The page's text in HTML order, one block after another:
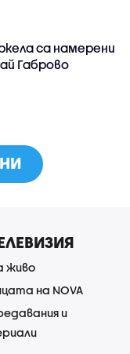
са намерени
Габрово
живо
на NOVA
и